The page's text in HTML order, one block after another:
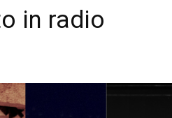
in radio